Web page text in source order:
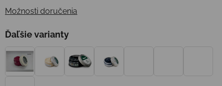
Možnosti doručenia
Ďaľšie varianty